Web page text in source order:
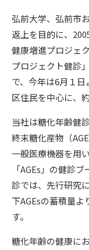
弘前大学、弘前市
返上を目的に、
健康増進プロジェ
プロジェクト健診
で、今年は6月１
区住民を中心に、
当社は糖化年齢健
終末糖化産物（
一般医療機器を用
「AGEs」の健診
診では、先行研究
下AGEsの蓄積量
す。
糖化年齢の健康に